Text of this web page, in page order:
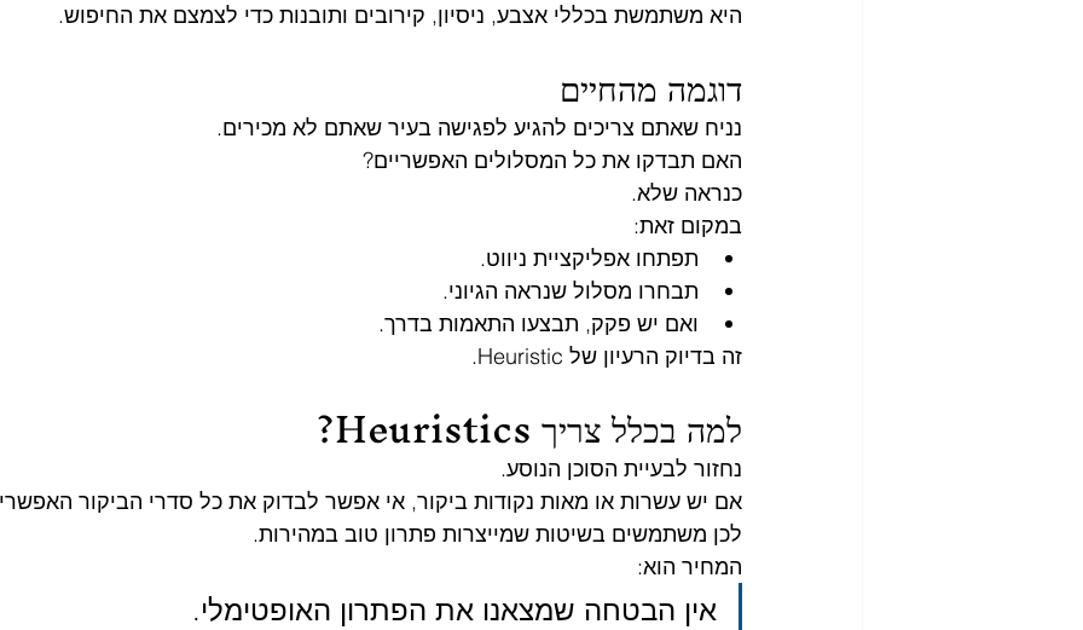
היא משתמשת בכללי אצבע, ניסיון, קירובים ותובנות כדי לצמצם את החיפוש.
דוגמה מהחיים
נניח שאתם צריכים להגיע לפגישה בעיר שאתם לא מכירים.
האם תבדקו את כל המסלולים האפשריים?
כנראה שלא.
במקום זאת:
תפתחו אפליקציית ניווט.
תבחרו מסלול שנראה הגיוני.
ואם יש פקק, תבצעו התאמות בדרך.
זה בדיוק הרעיון של Heuristic.
למה בכלל צריך Heuristics?
נחזור לבעיית הסוכן הנוסע.
אם יש עשרות או מאות נקודות ביקור, אי אפשר לבדוק את כל סדרי הביקור
לכן משתמשים בשיטות שמייצרות פתרון טוב במהירות.
המחיר הוא:
אין הבטחה שמצאנו את הפתרון האופטימלי.